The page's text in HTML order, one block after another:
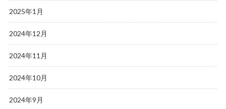
2025年1月
2024年12月
2024年11月
2024年10月
2024年9月